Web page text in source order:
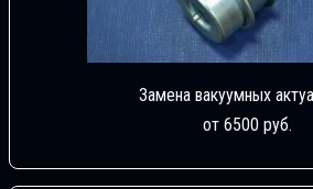
Замена вакуумных
от 6500 руб.